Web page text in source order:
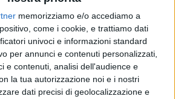
memorizziamo e/o accediamo a
come i cookie, e trattiamo dati
univoci e informazioni standard
per annunci e contenuti personalizzati,
e contenuti, analisi dell'audience e
la tua autorizzazione noi e i nostri
dati precisi di geolocalizzazione e